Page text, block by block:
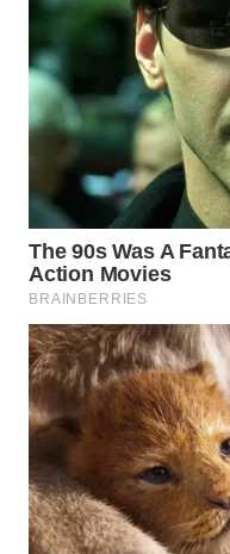
WN
PRIANGAN
TIMUR
WN
SEMARANG
WN
SOLO
WN
BOROBUDUR
WN
WN
SURABAYA